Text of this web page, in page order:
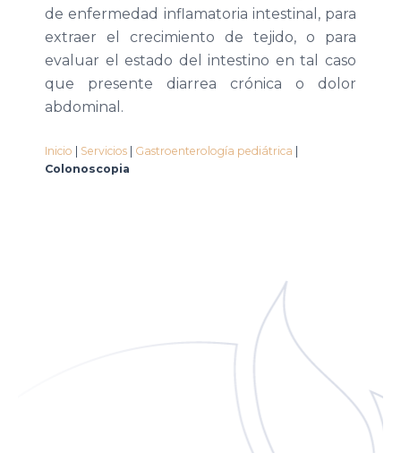
de enfermedad inflamatoria intestinal, para
extraer el crecimiento de tejido, o para
evaluar el estado del intestino en tal caso
que presente diarrea crónica o dolor
abdominal.
Inicio | Servicios | Gastroenterología pediátrica |
Colonoscopia